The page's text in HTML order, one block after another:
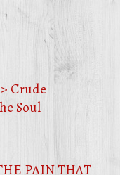
su
WhatsApp
Crude
Soul
PAIN THAT